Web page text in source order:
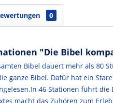
0
"Die Bibel
Bibel dauert mehr als 80
ganze Bibel. Dafür hat ein
46 Stationen führt
macht das Zuhören zum